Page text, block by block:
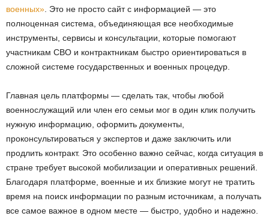
военных» . Это не просто сайт с информацией — это
полноценная система, объединяющая все необходимые
инструменты, сервисы и консультации, которые помогают
участникам СВО и контрактникам быстро ориентироваться в
сложной системе государственных и военных процедур.
Главная цель платформы — сделать так, чтобы любой
военнослужащий или член его семьи мог в один клик получить
нужную информацию, оформить документы,
проконсультироваться у экспертов и даже заключить или
продлить контракт. Это особенно важно сейчас, когда ситуация в
стране требует высокой мобилизации и оперативных решений.
Благодаря платформе, военные и их близкие могут не тратить
время на поиск информации по разным источникам, а получать
все самое важное в одном месте — быстро, удобно и надежно.